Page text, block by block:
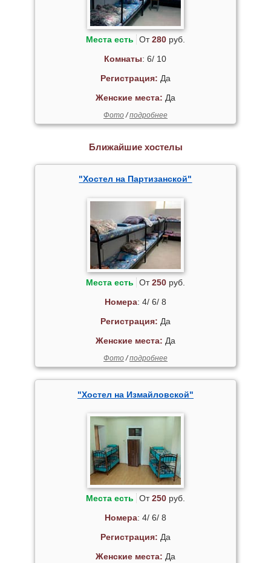
Места есть От280руб.
Комнаты: 6/ 10
Регистрация: Да
Женские места: Да
Фото/подробнее
Ближайшие хостелы
"Хостел на Партизанской"
Места есть От250руб.
Номера: 4/ 6/ 8
Регистрация: Да
Женские места: Да
Фото/подробнее
"Хостел на Измайловской"
Места есть От250руб.
Номера: 4/ 6/ 8
Регистрация: Да
Женские места: Да